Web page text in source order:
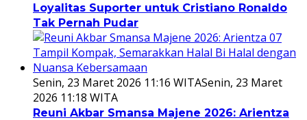
Loyalitas Suporter untuk Cristiano Ronaldo
Tak Pernah Pudar
Senin, 23 Maret 2026 11:16 WITASenin, 23 Maret
2026 11:18 WITA
Reuni Akbar Smansa Majene 2026: Arientza